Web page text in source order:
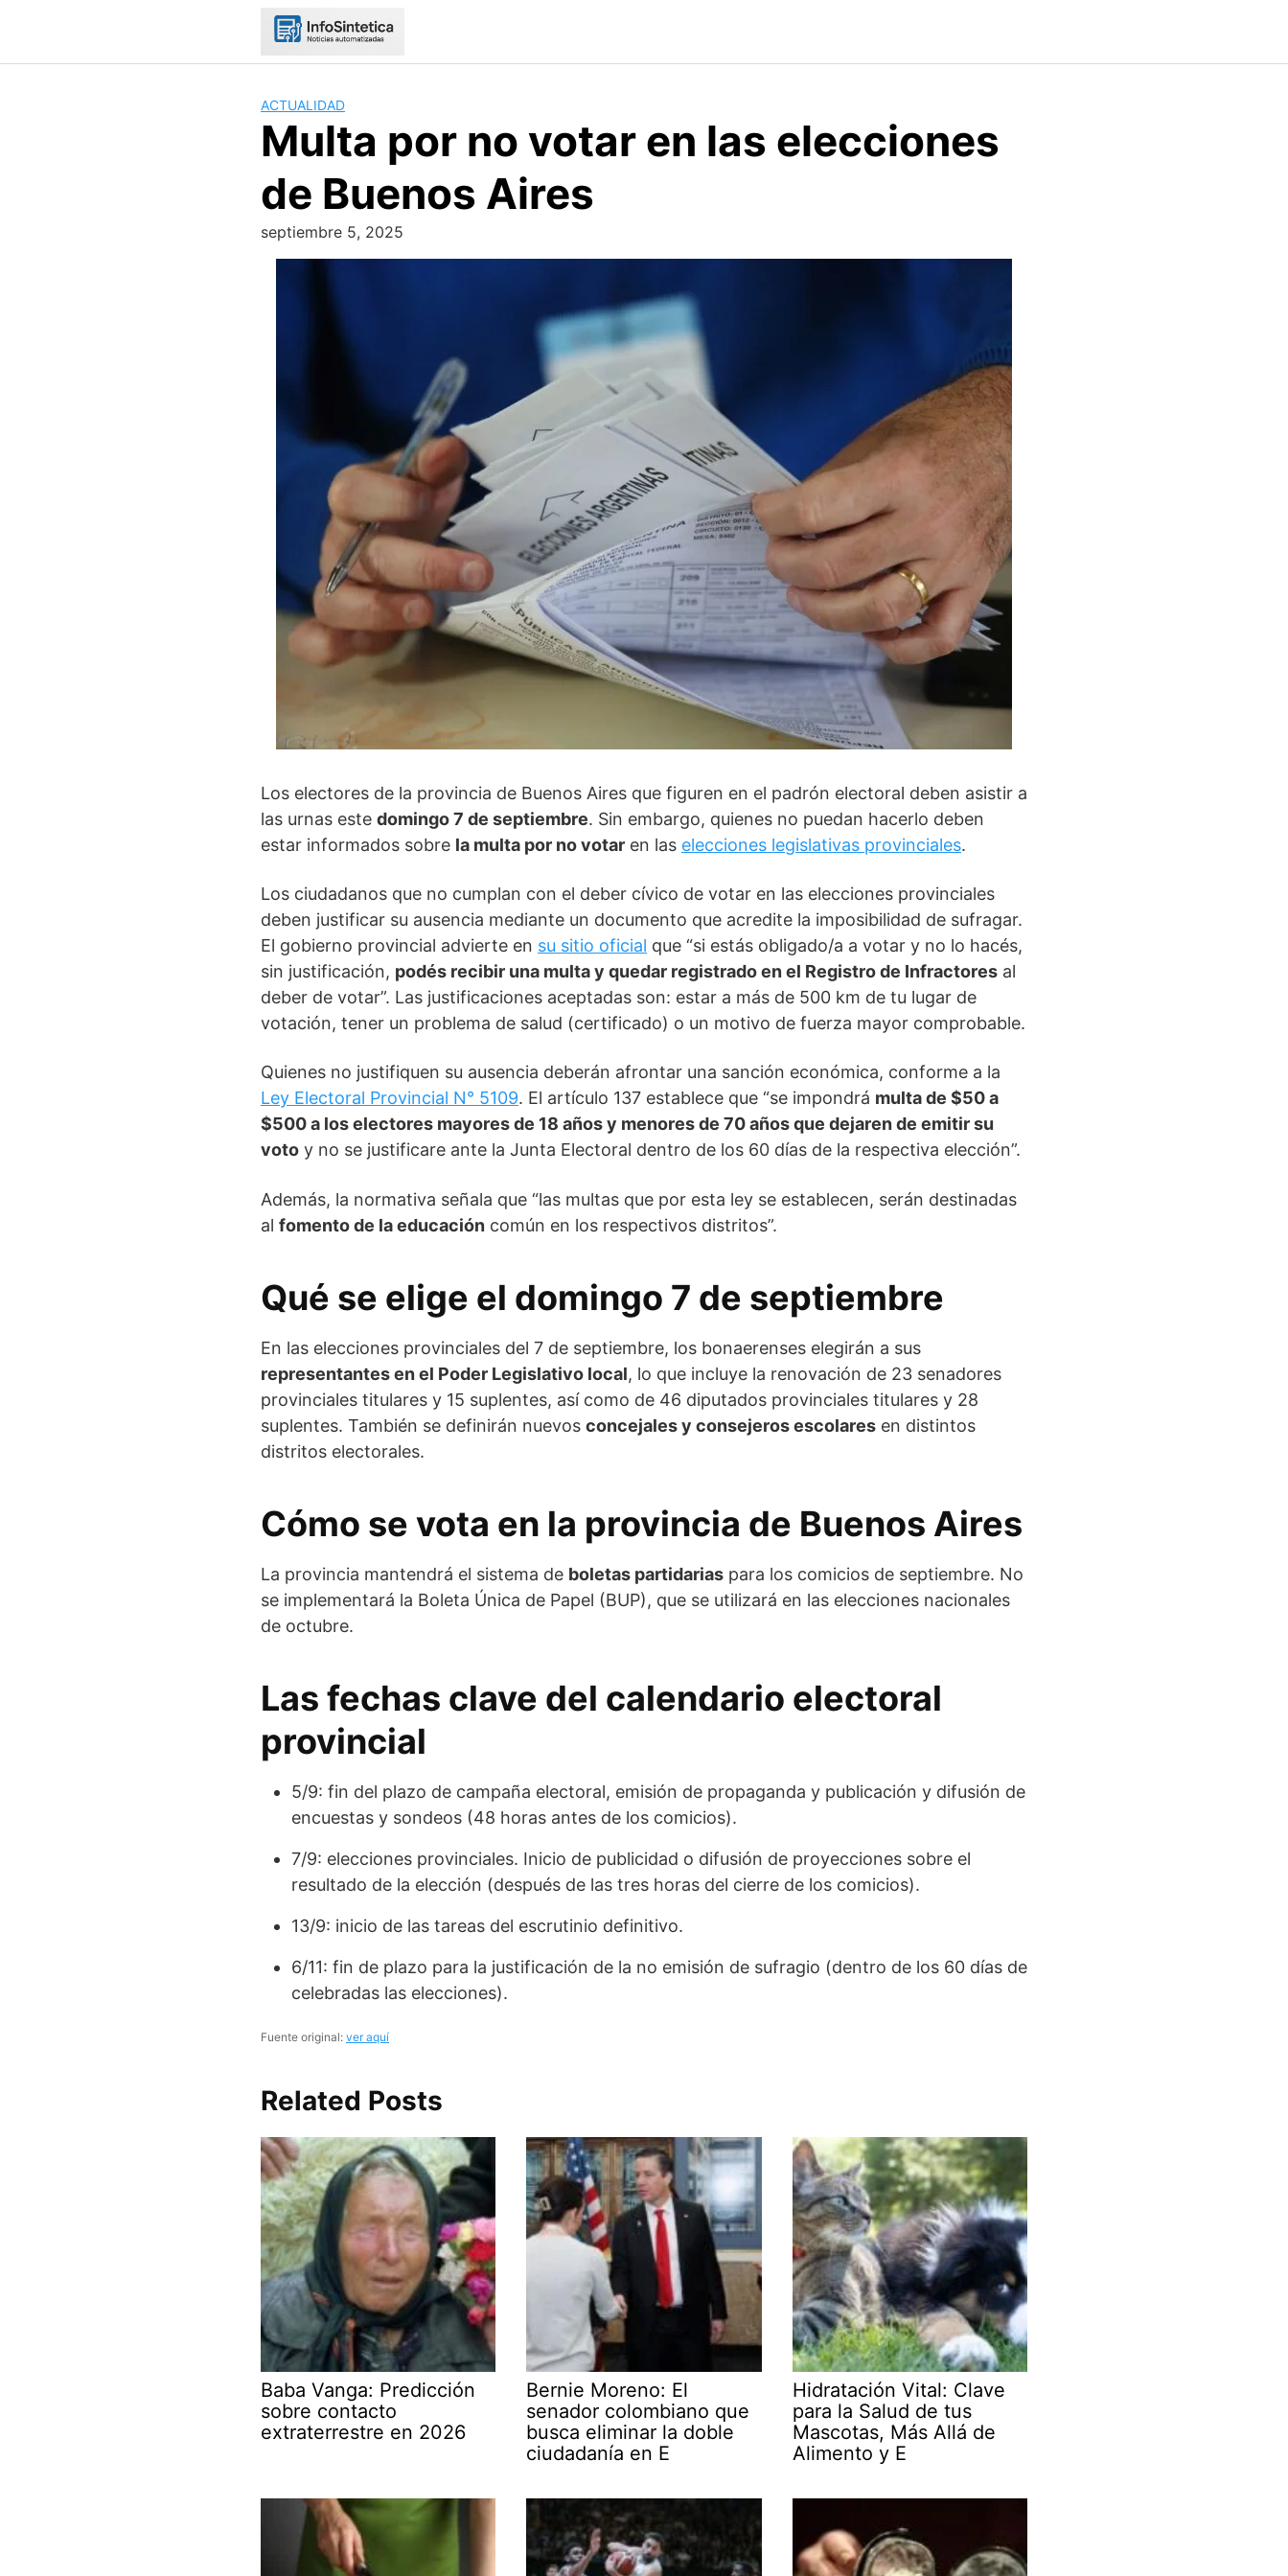
ACTUALIDAD
Multa por no votar en las elecciones
de Buenos Aires
septiembre 5, 2025
Los electores de la provincia de Buenos Aires que figuren en el padrón electoral deben asistir a
las urnas este domingo 7 de septiembre. Sin embargo, quienes no puedan hacerlo deben
estar informados sobre la multa por no votar en las elecciones legislativas provinciales.
Los ciudadanos que no cumplan con el deber cívico de votar en las elecciones provinciales
deben justificar su ausencia mediante un documento que acredite la imposibilidad de sufragar.
El gobierno provincial advierte en su sitio oficial que “si estás obligado/a a votar y no lo hacés,
sin justificación, podés recibir una multa y quedar registrado en el Registro de Infractores al
deber de votar”. Las justificaciones aceptadas son: estar a más de 500 km de tu lugar de
votación, tener un problema de salud (certificado) o un motivo de fuerza mayor comprobable.
Quienes no justifiquen su ausencia deberán afrontar una sanción económica, conforme a la
Ley Electoral Provincial N° 5109. El artículo 137 establece que “se impondrá multa de $50 a
$500 a los electores mayores de 18 años y menores de 70 años que dejaren de emitir su
voto y no se justificare ante la Junta Electoral dentro de los 60 días de la respectiva elección”.
Además, la normativa señala que “las multas que por esta ley se establecen, serán destinadas
al fomento de la educación común en los respectivos distritos”.
Qué se elige el domingo 7 de septiembre
En las elecciones provinciales del 7 de septiembre, los bonaerenses elegirán a sus
representantes en el Poder Legislativo local, lo que incluye la renovación de 23 senadores
provinciales titulares y 15 suplentes, así como de 46 diputados provinciales titulares y 28
suplentes. También se definirán nuevos concejales y consejeros escolares en distintos
distritos electorales.
Cómo se vota en la provincia de Buenos Aires
La provincia mantendrá el sistema de boletas partidarias para los comicios de septiembre. No
se implementará la Boleta Única de Papel (BUP), que se utilizará en las elecciones nacionales
de octubre.
Las fechas clave del calendario electoral
provincial
5/9: fin del plazo de campaña electoral, emisión de propaganda y publicación y difusión de
encuestas y sondeos (48 horas antes de los comicios).
7/9: elecciones provinciales. Inicio de publicidad o difusión de proyecciones sobre el
resultado de la elección (después de las tres horas del cierre de los comicios).
13/9: inicio de las tareas del escrutinio definitivo.
6/11: fin de plazo para la justificación de la no emisión de sufragio (dentro de los 60 días de
celebradas las elecciones).
Fuente original: ver aquí
Related Posts
Baba Vanga: Predicción
sobre contacto
extraterrestre en 2026
Bernie Moreno: El
senador colombiano que
busca eliminar la doble
ciudadanía en E
Hidratación Vital: Clave
para la Salud de tus
Mascotas, Más Allá de
Alimento y E